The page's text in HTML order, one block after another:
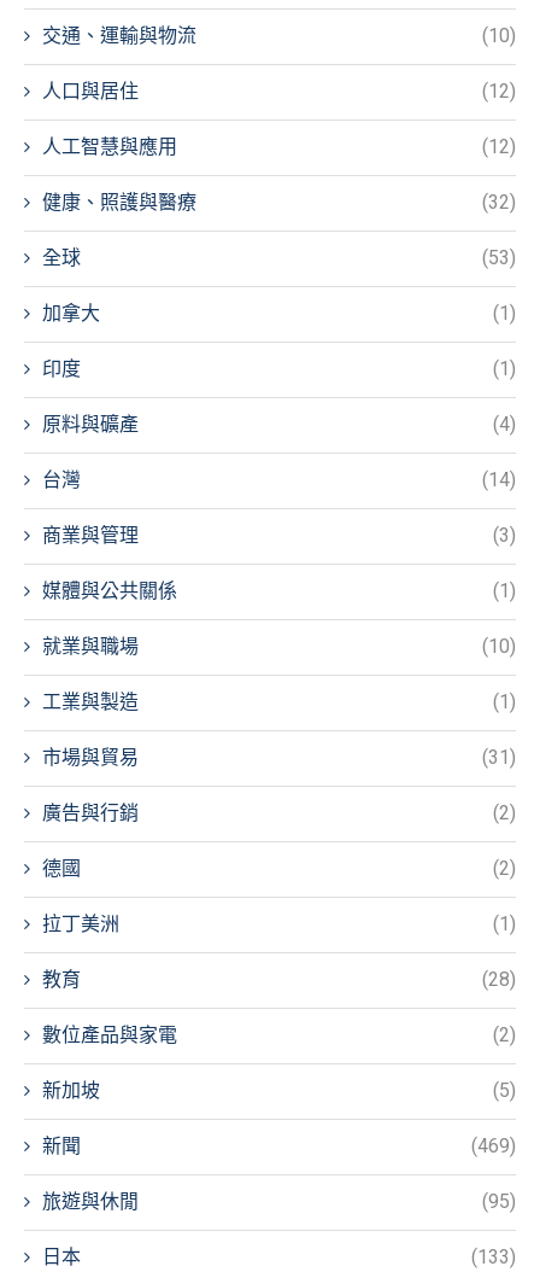
交通、運輸與物流 (10)
人口與居住 (12)
人工智慧與應用 (12)
健康、照護與醫療 (32)
全球 (53)
加拿大 (1)
印度 (1)
原料與礦產 (4)
台灣 (14)
商業與管理 (3)
媒體與公共關係 (1)
就業與職場 (10)
工業與製造 (1)
市場與貿易 (31)
廣告與行銷 (2)
德國 (2)
拉丁美洲 (1)
教育 (28)
數位產品與家電 (2)
新加坡 (5)
新聞 (469)
旅遊與休閒 (95)
日本 (133)